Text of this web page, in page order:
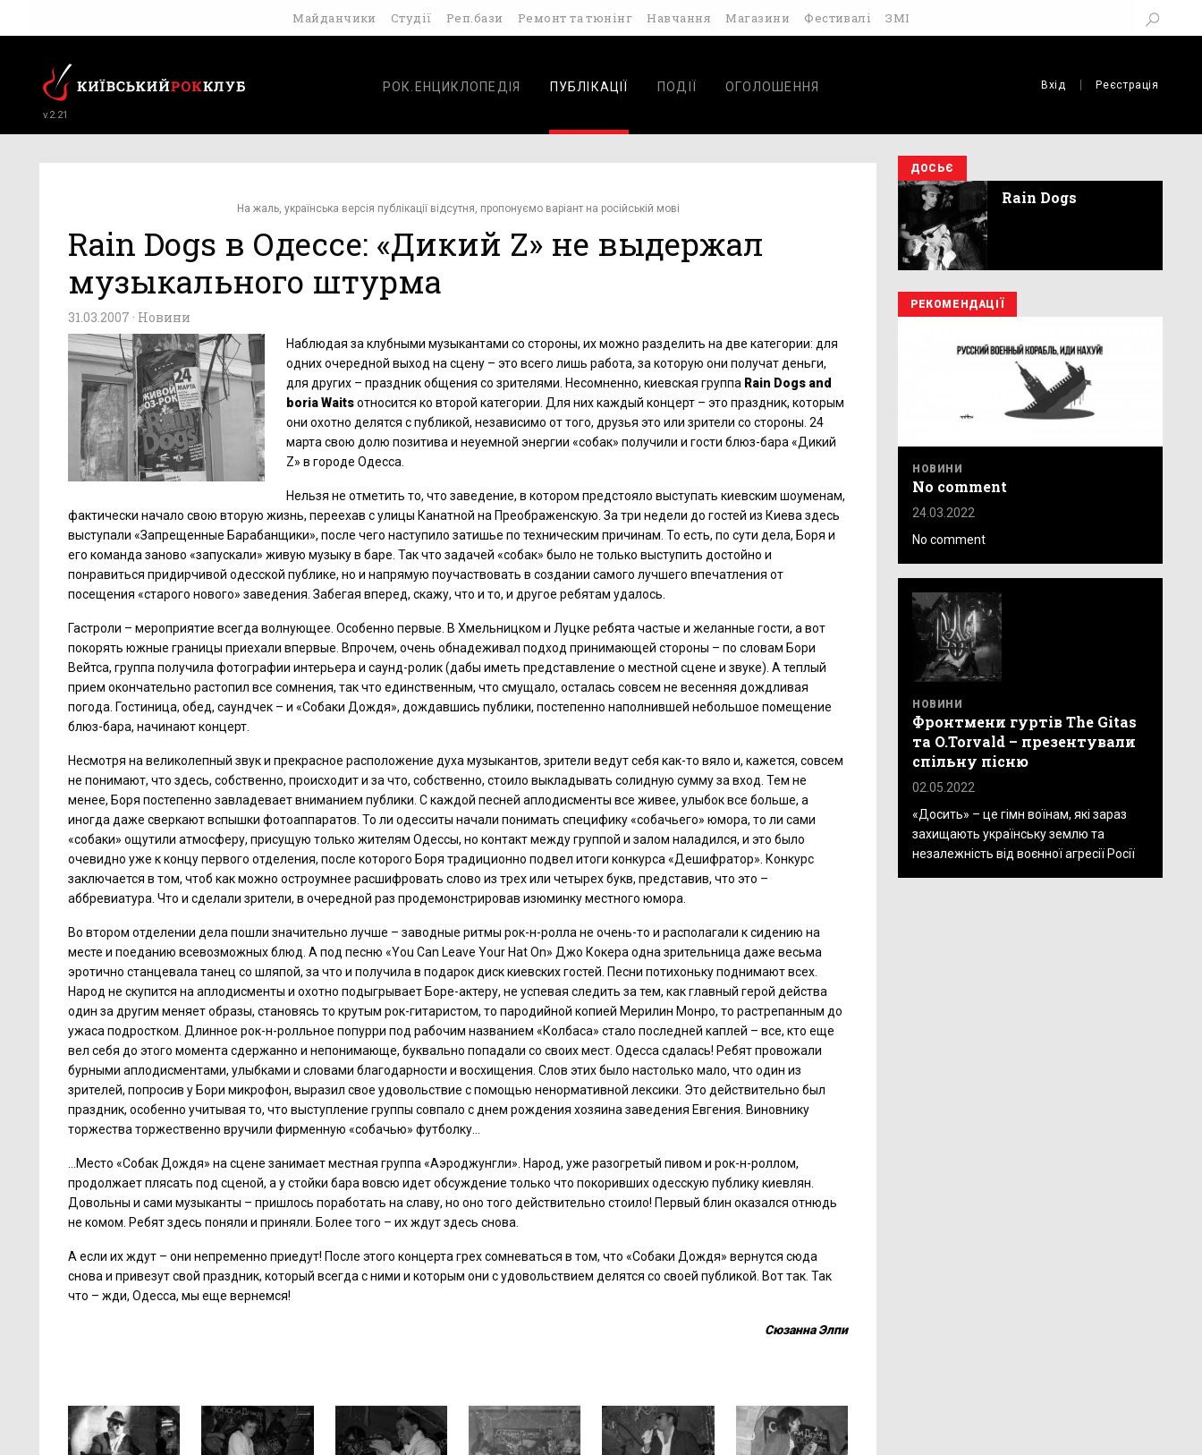
Майданчики Студії Реп.бази Ремонт та тюнінг Навчання Магазини Фестивалі ЗМІ
v.2.21
РОК.ЕНЦИКЛОПЕДІЯ ПУБЛІКАЦІЇ ПОДІЇ ОГОЛОШЕННЯ Вхід Реєстрація
На жаль, українська версія публікації відсутня, пропонуємо варіант на російській мові
Rain Dogs в Одессе: «Дикий Z» не выдержал
музыкального штурма
31.03.2007 · Новини
Наблюдая за клубными музыкантами со стороны, их можно разделить на две категории: для
одних очередной выход на сцену – это всего лишь работа, за которую они получат деньги,
для других – праздник общения со зрителями. Несомненно, киевская группа Rain Dogs and
boriaWaitsотносится ко второй категории. Для них каждый концерт – это праздник, которым
они охотно делятся с публикой, независимо от того, друзья это или зрители со стороны. 24
марта свою долю позитива и неуемной энергии «собак» получили и гости блюз-бара «Дикий
Z» в городе Одесса.
Нельзя не отметить то, что заведение, в котором предстояло выступать киевским шоуменам,
фактически начало свою вторую жизнь, переехав с улицы Канатной на Преображенскую. За три недели до гостей из Киева здесь
выступали «Запрещенные Барабанщики», после чего наступило затишье по техническим причинам. То есть, по сути дела, Боря и
его команда заново «запускали» живую музыку в баре. Так что задачей «собак» было не только выступить достойно и
понравиться придирчивой одесской публике, но и напрямую поучаствовать в создании самого лучшего впечатления от
посещения «старого нового» заведения. Забегая вперед, скажу, что и то, и другое ребятам удалось.
Гастроли – мероприятие всегда волнующее. Особенно первые. В Хмельницком и Луцке ребята частые и желанные гости, а вот
покорять южные границы приехали впервые. Впрочем, очень обнадеживал подход принимающей стороны – по словам Бори
Вейтса, группа получила фотографии интерьера и саунд-ролик (дабы иметь представление о местной сцене и звуке). А теплый
прием окончательно растопил все сомнения, так что единственным, что смущало, осталась совсем не весенняя дождливая
погода. Гостиница, обед, саундчек – и «Собаки Дождя», дождавшись публики, постепенно наполнившей небольшое помещение
блюз-бара, начинают концерт.
Несмотря на великолепный звук и прекрасное расположение духа музыкантов, зрители ведут себя как-то вяло и, кажется, совсем
не понимают, что здесь, собственно, происходит и за что, собственно, стоило выкладывать солидную сумму за вход. Тем не
менее, Боря постепенно завладевает вниманием публики. С каждой песней аплодисменты все живее, улыбок все больше, а
иногда даже сверкают вспышки фотоаппаратов. То ли одесситы начали понимать специфику «собачьего» юмора, то ли сами
«собаки» ощутили атмосферу, присущую только жителям Одессы, но контакт между группой и залом наладился, и это было
очевидно уже к концу первого отделения, после которого Боря традиционно подвел итоги конкурса «Дешифратор». Конкурс
заключается в том, чтоб как можно остроумнее расшифровать слово из трех или четырех букв, представив, что это –
аббревиатура. Что и сделали зрители, в очередной раз продемонстрировав изюминку местного юмора.
Во втором отделении дела пошли значительно лучше – заводные ритмы рок-н-ролла не очень-то и располагали к сидению на
месте и поеданию всевозможных блюд. А под песню «You Can Leave Your Hat On» Джо Кокера одна зрительница даже весьма
эротично станцевала танец со шляпой, за что и получила в подарок диск киевских гостей. Песни потихоньку поднимают всех.
Народ не скупится на аплодисменты и охотно подыгрывает Боре-актеру, не успевая следить за тем, как главный герой действа
один за другим меняет образы, становясь то крутым рок-гитаристом, то пародийной копией Мерилин Монро, то растрепанным до
ужаса подростком. Длинное рок-н-ролльное попурри под рабочим названием «Колбаса» стало последней каплей – все, кто еще
вел себя до этого момента сдержанно и непонимающе, буквально попадали со своих мест. Одесса сдалась! Ребят провожали
бурными аплодисментами, улыбками и словами благодарности и восхищения. Слов этих было настолько мало, что один из
зрителей, попросив у Бори микрофон, выразил свое удовольствие с помощью ненормативной лексики. Это действительно был
праздник, особенно учитывая то, что выступление группы совпало с днем рождения хозяина заведения Евгения. Виновнику
торжества торжественно вручили фирменную «собачью» футболку…
…Место «Собак Дождя» на сцене занимает местная группа «Аэроджунгли». Народ, уже разогретый пивом и рок-н-роллом,
продолжает плясать под сценой, а у стойки бара вовсю идет обсуждение только что покоривших одесскую публику киевлян.
Довольны и сами музыканты – пришлось поработать на славу, но оно того действительно стоило! Первый блин оказался отнюдь
не комом. Ребят здесь поняли и приняли. Более того – их ждут здесь снова.
А если их ждут – они непременно приедут! После этого концерта грех сомневаться в том, что «Собаки Дождя» вернутся сюда
снова и привезут свой праздник, который всегда с ними и которым они с удовольствием делятся со своей публикой. Вот так. Так
что – жди, Одесса, мы еще вернемся!
Сюзанна Элпи
ДОСЬЄ
Rain Dogs
РЕКОМЕНДАЦІЇ
НОВИНИ
No comment
24.03.2022
No comment
НОВИНИ
Фронтмени гуртів The Gitas
та O.Torvald – презентували
спільну пісню
02.05.2022
«Досить» – це гімн воїнам, які зараз
захищають українську землю та
незалежність від воєнної агресії Росії